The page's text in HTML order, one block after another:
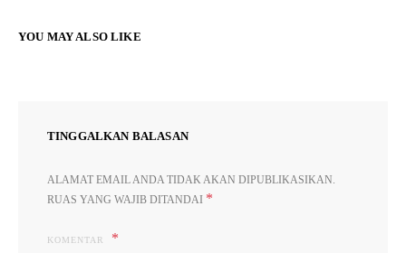
YOU MAY ALSO LIKE
TINGGALKAN BALASAN
ALAMAT EMAIL ANDA TIDAK AKAN DIPUBLIKASIKAN.
RUAS YANG WAJIB DITANDAI *
KOMENTAR